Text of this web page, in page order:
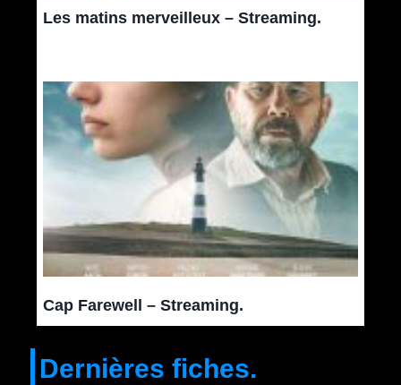
Les matins merveilleux – Streaming.
Cap Farewell – Streaming.
Dernières fiches.